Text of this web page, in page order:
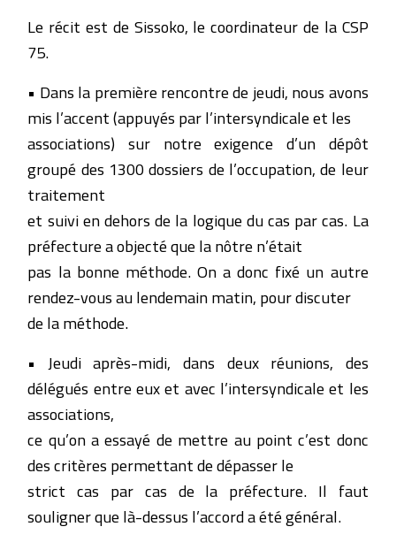
Le récit est de Sissoko, le coordinateur de la CSP
75.
• Dans la première rencontre de jeudi, nous avons
mis l’accent (appuyés par l’intersyndicale et les
associations) sur notre exigence d’un dépôt
groupé des 1300 dossiers de l’occupation, de leur
traitement
et suivi en dehors de la logique du cas par cas. La
préfecture a objecté que la nôtre n’était
pas la bonne méthode. On a donc fixé un autre
rendez-vous au lendemain matin, pour discuter
de la méthode.
• Jeudi après-midi, dans deux réunions, des
délégués entre eux et avec l’intersyndicale et les
associations,
ce qu’on a essayé de mettre au point c’est donc
des critères permettant de dépasser le
strict cas par cas de la préfecture. Il faut
souligner que là-dessus l’accord a été général.